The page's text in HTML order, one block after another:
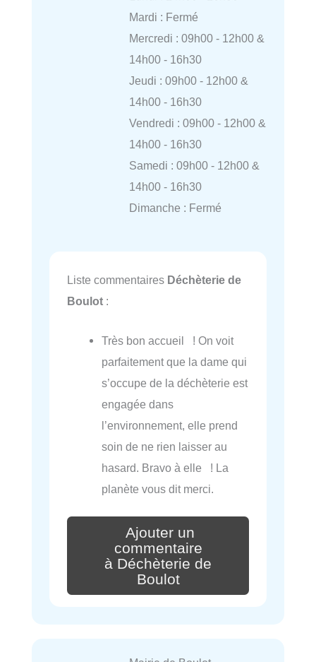
Mardi : Fermé
Mercredi : 09h00 - 12h00 &
14h00 - 16h30
Jeudi : 09h00 - 12h00 &
14h00 - 16h30
Vendredi : 09h00 - 12h00 &
14h00 - 16h30
Samedi : 09h00 - 12h00 &
14h00 - 16h30
Dimanche : Fermé
Liste commentaires Déchèterie de
Boulot :
Très bon accueil ! On voit
parfaitement que la dame qui
s’occupe de la déchèterie est
engagée dans
l’environnement, elle prend
soin de ne rien laisser au
hasard. Bravo à elle ! La
planète vous dit merci.
Ajouter un
commentaire
à Déchèterie de
Boulot